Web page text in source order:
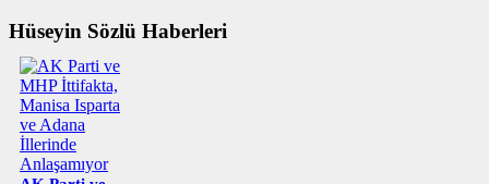
Hüseyin Sözlü Haberleri